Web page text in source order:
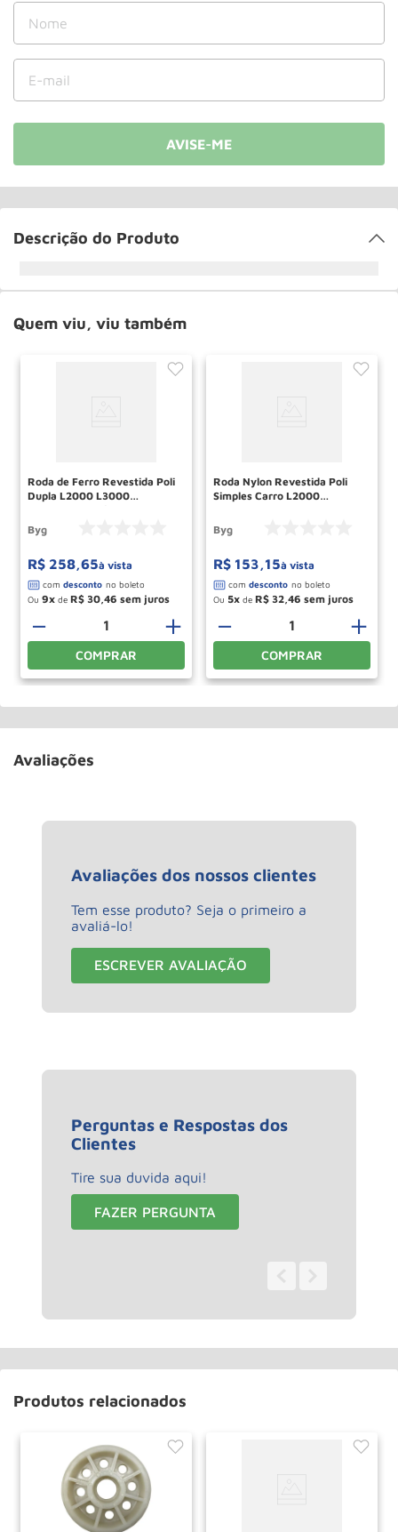
Descrição do Produto
Quem viu, viu também
Roda de Ferro Revestida Poli
Dupla L2000 L3000
Byg
R$ 258 65à vista
Ou 9 de R$ 30 46
＋
－
COMPRAR
Roda Nylon Revestida Poli
Simples Carro L2000
Byg
R$ 153 15à vista
Ou 5 de R$ 32 46
＋
－
COMPRAR
Avaliações
Avaliações dos nossos clientes
Tem esse produto? Seja o primeiro a
avaliá-lo!
ESCREVER AVALIAÇÃO
Perguntas e Respostas dos
Clientes
Tire sua duvida aqui!
FAZER PERGUNTA
Produtos relacionados